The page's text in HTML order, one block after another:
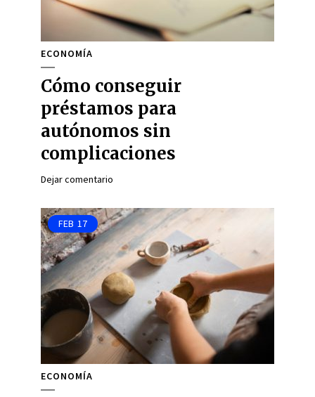
ECONOMÍA
Cómo conseguir
préstamos para
autónomos sin
complicaciones
Dejar comentario
FEB 17
ECONOMÍA